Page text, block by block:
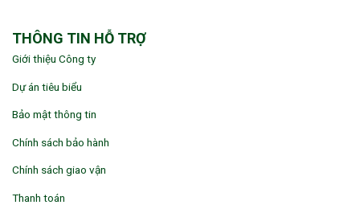
THÔNG TIN HỖ TRỢ
Giới thiệu Công ty
Dự án tiêu biểu
Bảo mật thông tin
Chính sách bảo hành
Chính sách giao vận
Thanh toán